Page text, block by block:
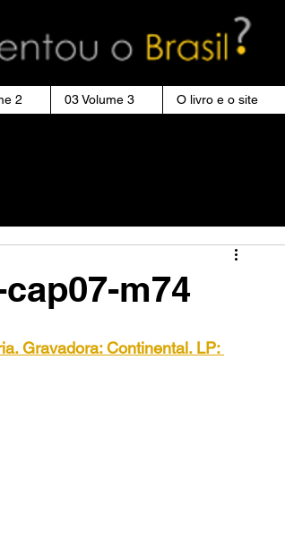
2 03 Volume 3 O livro e o site
m74
Gravadora: Continental. LP: